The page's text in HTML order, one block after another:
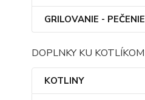
GRILOVANIE - PEČENIE
DOPLNKY KU KOTLÍKOM
KOTLINY